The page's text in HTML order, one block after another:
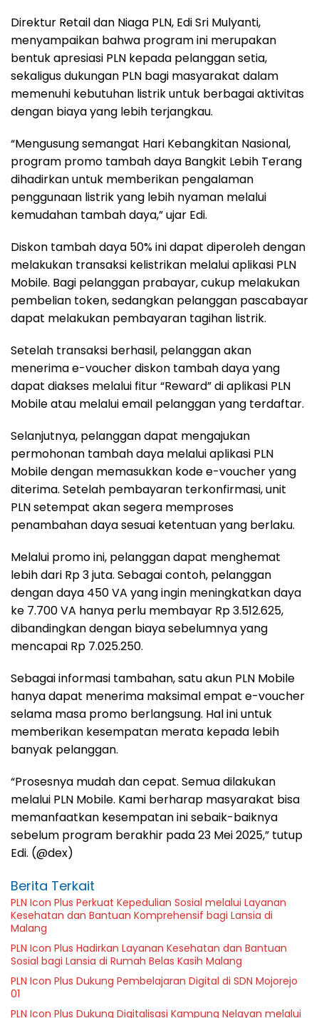
Direktur Retail dan Niaga PLN, Edi Sri Mulyanti,
menyampaikan bahwa program ini merupakan
bentuk apresiasi PLN kepada pelanggan setia,
sekaligus dukungan PLN bagi masyarakat dalam
memenuhi kebutuhan listrik untuk berbagai aktivitas
dengan biaya yang lebih terjangkau.
“Mengusung semangat Hari Kebangkitan Nasional,
program promo tambah daya Bangkit Lebih Terang
dihadirkan untuk memberikan pengalaman
penggunaan listrik yang lebih nyaman melalui
kemudahan tambah daya,” ujar Edi.
Diskon tambah daya 50% ini dapat diperoleh dengan
melakukan transaksi kelistrikan melalui aplikasi PLN
Mobile. Bagi pelanggan prabayar, cukup melakukan
pembelian token, sedangkan pelanggan pascabayar
dapat melakukan pembayaran tagihan listrik.
Setelah transaksi berhasil, pelanggan akan
menerima e-voucher diskon tambah daya yang
dapat diakses melalui fitur “Reward” di aplikasi PLN
Mobile atau melalui email pelanggan yang terdaftar.
Selanjutnya, pelanggan dapat mengajukan
permohonan tambah daya melalui aplikasi PLN
Mobile dengan memasukkan kode e-voucher yang
diterima. Setelah pembayaran terkonfirmasi, unit
PLN setempat akan segera memproses
penambahan daya sesuai ketentuan yang berlaku.
Melalui promo ini, pelanggan dapat menghemat
lebih dari Rp 3 juta. Sebagai contoh, pelanggan
dengan daya 450 VA yang ingin meningkatkan daya
ke 7.700 VA hanya perlu membayar Rp 3.512.625,
dibandingkan dengan biaya sebelumnya yang
mencapai Rp 7.025.250.
Sebagai informasi tambahan, satu akun PLN Mobile
hanya dapat menerima maksimal empat e-voucher
selama masa promo berlangsung. Hal ini untuk
memberikan kesempatan merata kepada lebih
banyak pelanggan.
“Prosesnya mudah dan cepat. Semua dilakukan
melalui PLN Mobile. Kami berharap masyarakat bisa
memanfaatkan kesempatan ini sebaik-baiknya
sebelum program berakhir pada 23 Mei 2025,” tutup
Edi. (@dex)
Berita Terkait
PLN Icon Plus Perkuat Kepedulian Sosial melalui Layanan
Kesehatan dan Bantuan Komprehensif bagi Lansia di
Malang
PLN Icon Plus Hadirkan Layanan Kesehatan dan Bantuan
Sosial bagi Lansia di Rumah Belas Kasih Malang
PLN Icon Plus Dukung Pembelajaran Digital di SDN Mojorejo
01
PLN Icon Plus Dukung Digitalisasi Kampung Nelayan melalui